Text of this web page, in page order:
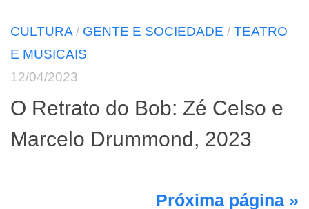
CULTURA / GENTE E SOCIEDADE / TEATRO
E MUSICAIS
12/04/2023
O Retrato do Bob: Zé Celso e
Marcelo Drummond, 2023
Próxima página »